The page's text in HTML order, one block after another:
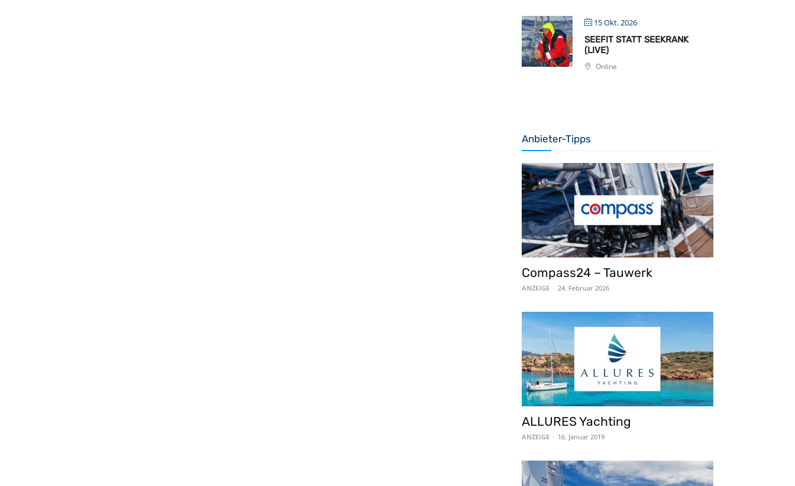
15 Okt. 2026
SEEFIT STATT SEEKRANK
(LIVE)
Online
Anbieter-Tipps
Compass24 – Tauwerk
ANZEIGE - 24. Februar 2026
ALLURES Yachting
ANZEIGE - 16. Januar 2019